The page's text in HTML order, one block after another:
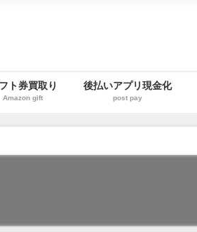
ト券買取り
Amazon gift
後払いアプリ現金化
post pay